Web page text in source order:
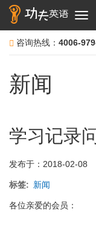
咨询热线： 4006-
新闻
学习记录
发布于：2018-02-08
标签 新闻
各位亲爱的会员：